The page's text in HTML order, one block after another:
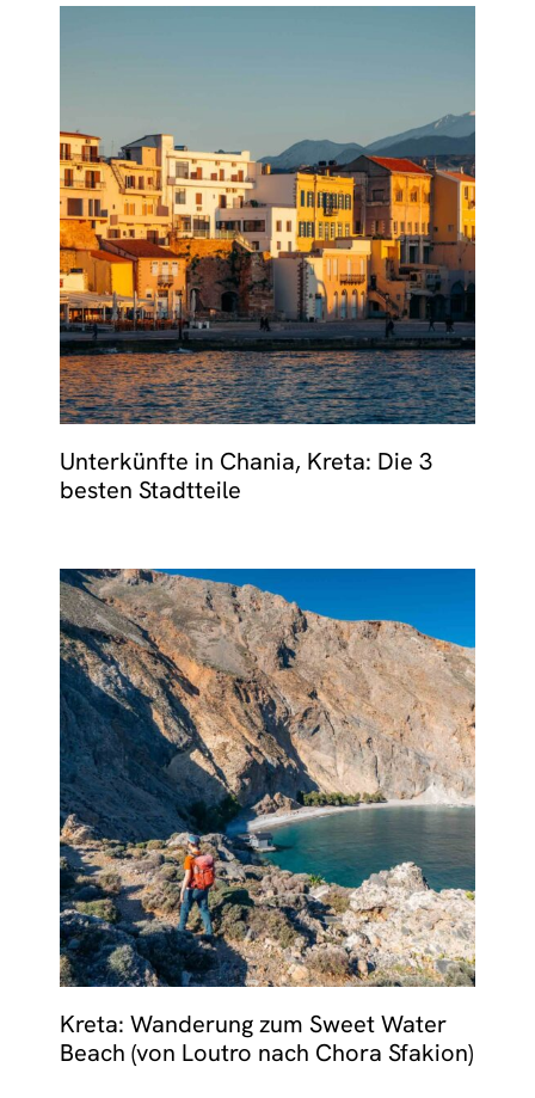
Unterkünfte in Chania, Kreta: Die 3
besten Stadtteile
Kreta: Wanderung zum Sweet Water
Beach (von Loutro nach Chora Sfakion)